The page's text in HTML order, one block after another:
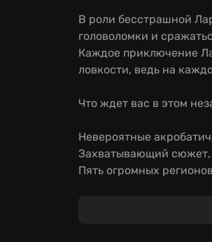
В роли бесстрашной
головоломки и
Каждое приключение
ловкости, ведь на
Что ждет вас в этом
Невероятные
Захватывающий сюжет,
Пять огромных
приключения, то